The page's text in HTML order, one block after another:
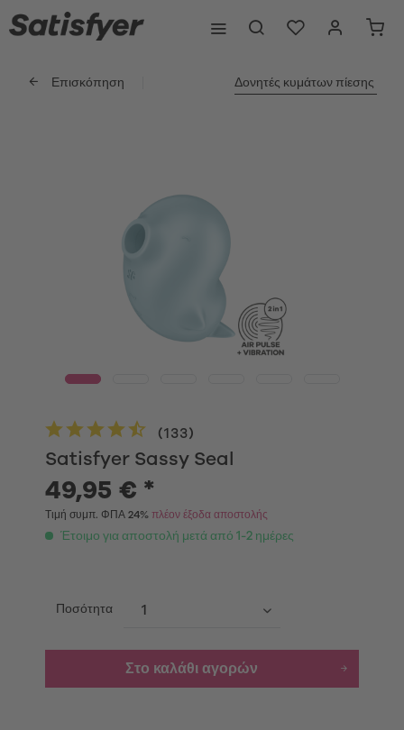
Επισκόπηση Δονητές κυμάτων πίεσης
Satisfyer Sassy Seal
(133)
49,95 € *
Τιμή συμπ. ΦΠΑ 24% πλέον έξοδα αποστολής
Έτοιμο για αποστολή μετά από 1-2 ημέρες
Ποσότητα
Στο καλάθι αγορών